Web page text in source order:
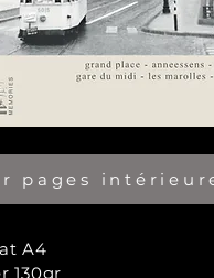
pages
A4
130gr